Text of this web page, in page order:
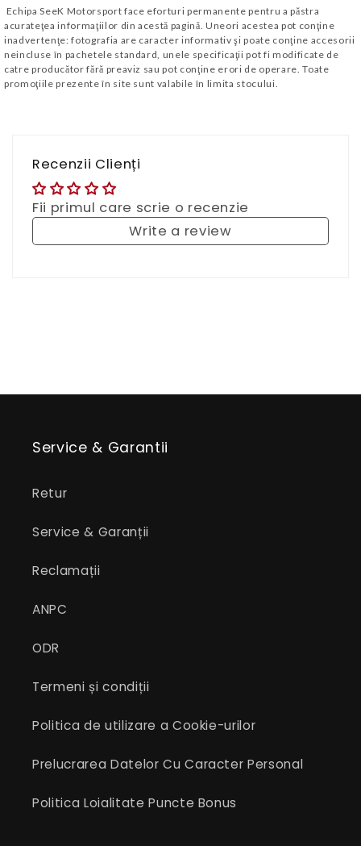
Echipa SeeK Motorsport face eforturi permanente pentru a păstra
acurateţea informaţiilor din acestă pagină. Uneori acestea pot conţine
inadvertenţe: fotografia are caracter informativ şi poate conţine accesorii
neincluse în pachetele standard, unele specificaţii pot fi modificate de
catre producător fără preaviz sau pot conţine erori de operare. Toate
promoţiile prezente în site sunt valabile în limita stocului.
Recenzii Clienți
Fii primul care scrie o recenzie
Write a review
Service & Garantii
Retur
Service & Garanții
Reclamații
ANPC
ODR
Termeni și condiții
Politica de utilizare a Cookie-urilor
Prelucrarea Datelor Cu Caracter Personal
Politica Loialitate Puncte Bonus